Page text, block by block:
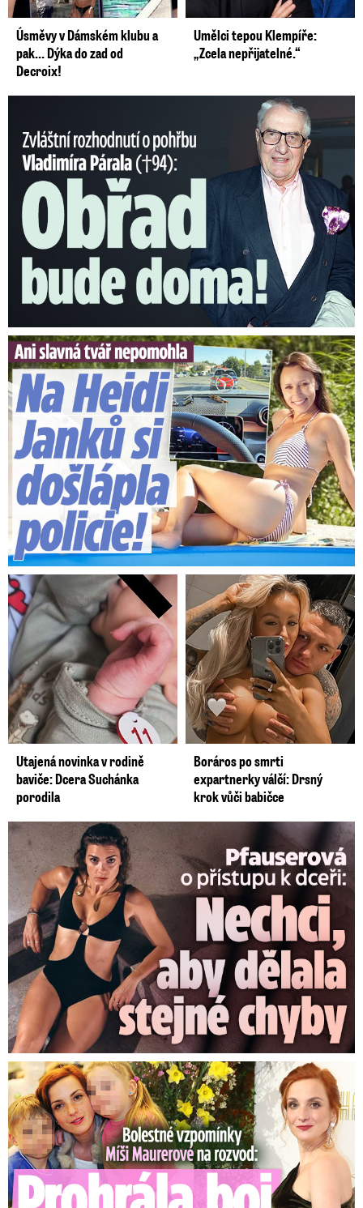
Úsměvy v Dámském klubu a
pak… Dýka do zad od
Decroix!
Umělci tepou Klempíře:
„Zcela nepřijatelné.“
Nečekané rozhodnutí o pohřbu Párala (†94): Obřad bude doma!
Slavná tvář nepomohla. Na Heidi Janků si došlápla policie
Utajená novinka v rodině
baviče: Dcera Suchánka
porodila
Boráros po smrti
expartnerky válčí: Drsný
krok vůči babičce
Pfauserová o dceři: Nechci, aby dělala stejné chyby jako já
Bolestné vzpomínky Míši Maurerové: Prohrála boj o dvojčata!